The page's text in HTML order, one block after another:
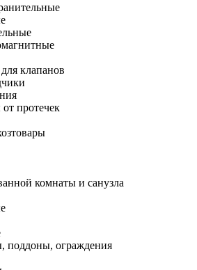
клапанов
протечек
комнаты и санузла
поддоны, ограждения